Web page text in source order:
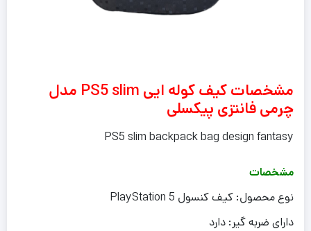
مشخصات کیف کوله ایی PS5 slim مدل
چرمی فانتزی پیکسلی
PS5 slim backpack bag design fantasy
مشخصات
نوع محصول: کیف کنسول PlayStation 5
دارای ضربه گیر: دارد